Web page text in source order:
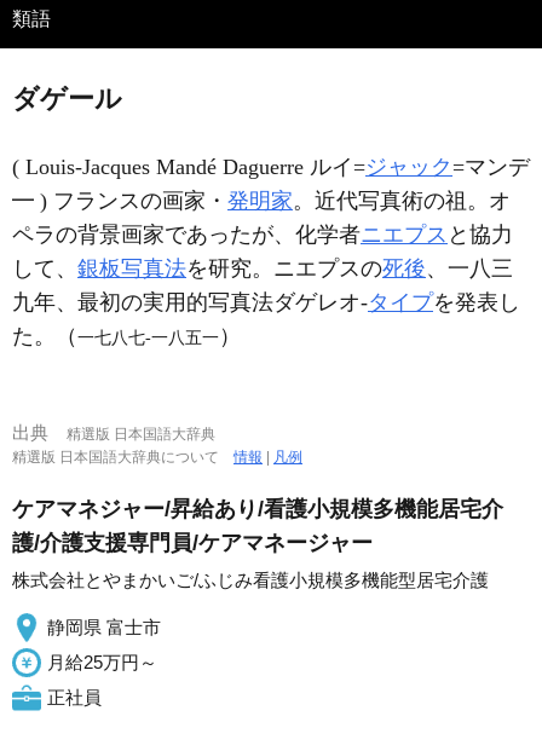
類語
ダゲール
( Louis-Jacques Mandé Daguerre ルイ=ジャック =マンデ
━ ) フランスの画家・ 発明家。近代写真術の祖。オ
ペラの背景画家であったが、化学者ニエプス と協力
して、 銀板写真法を研究。ニエプスの死後、一八三
九年、最初の実用的写真法ダゲレオ‐タイプを発表し
た。（一七八七‐一八五一）
出典
精選版 日本国語大辞典
精選版 日本国語大辞典について情報 | 凡例
ケアマネジャー/昇給あり/看護小規模多機能居宅介
護/介護支援専門員/ケアマネージャー
株式会社とやまかいご/ふじみ看護小規模多機能型居宅介護
静岡県 富士市
月給25万円～
正社員